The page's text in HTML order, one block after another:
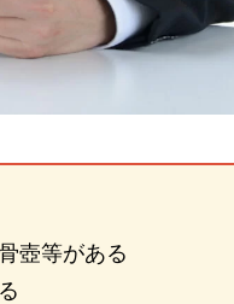
壺等がある